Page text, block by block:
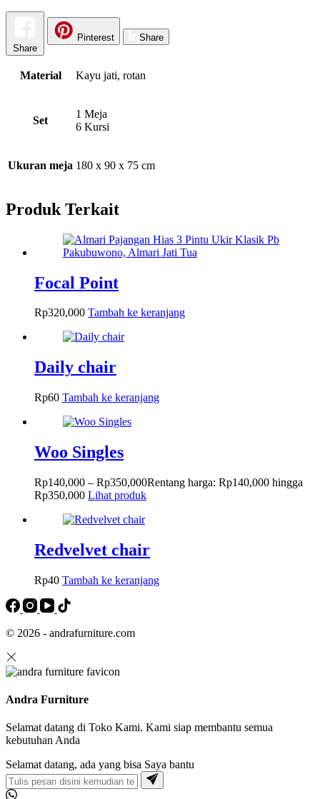
Share
Pinterest Share
Material Kayu jati, rotan
Set
1 Meja
6 Kursi
Ukuran meja 180 x 90 x 75 cm
Produk Terkait
Focal Point
Rp320,000 Tambah ke keranjang
Daily chair
Rp60 Tambah ke keranjang
Woo Singles
Rp140,000 – Rp350,000Rentang harga: Rp140,000 hingga
Rp350,000 Lihat produk
Redvelvet chair
Rp40 Tambah ke keranjang
© 2026 - andrafurniture.com
Andra Furniture
Selamat datang di Toko Kami. Kami siap membantu semua
kebutuhan Anda
Selamat datang, ada yang bisa Saya bantu